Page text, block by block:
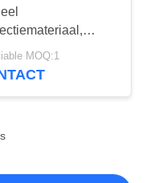
12
MOQ:1